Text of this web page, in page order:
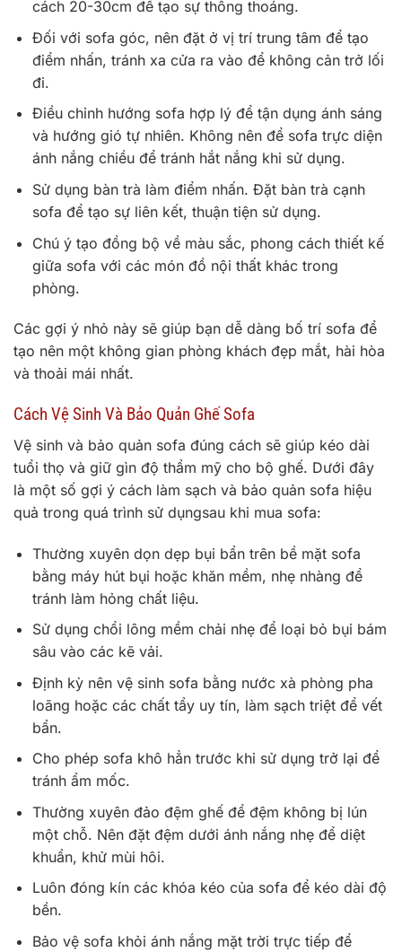
cách 20-30cm để tạo sự thông thoáng.
Đối với sofa góc, nên đặt ở vị trí trung tâm để tạo
điểm nhấn, tránh xa cửa ra vào để không cản trở lối
đi.
Điều chỉnh hướng sofa hợp lý để tận dụng ánh sáng
và hướng gió tự nhiên. Không nên để sofa trực diện
ánh nắng chiều để tránh hắt nắng khi sử dụng.
Sử dụng bàn trà làm điểm nhấn. Đặt bàn trà cạnh
sofa để tạo sự liên kết, thuận tiện sử dụng.
Chú ý tạo đồng bộ về màu sắc, phong cách thiết kế
giữa sofa với các món đồ nội thất khác trong
phòng.
Các gợi ý nhỏ này sẽ giúp bạn dễ dàng bố trí sofa để
tạo nên một không gian phòng khách đẹp mắt, hài hòa
và thoải mái nhất.
Cách Vệ Sinh Và Bảo Quản Ghế Sofa
Vệ sinh và bảo quản sofa đúng cách sẽ giúp kéo dài
tuổi thọ và giữ gìn độ thẩm mỹ cho bộ ghế. Dưới đây
là một số gợi ý cách làm sạch và bảo quản sofa hiệu
quả trong quá trình sử dụngsau khi mua sofa:
Thường xuyên dọn dẹp bụi bẩn trên bề mặt sofa
bằng máy hút bụi hoặc khăn mềm, nhẹ nhàng để
tránh làm hỏng chất liệu.
Sử dụng chổi lông mềm chải nhẹ để loại bỏ bụi bám
sâu vào các kẽ vải.
Định kỳ nên vệ sinh sofa bằng nước xà phòng pha
loãng hoặc các chất tẩy uy tín, làm sạch triệt để vết
bẩn.
Cho phép sofa khô hẳn trước khi sử dụng trở lại để
tránh ẩm mốc.
Thường xuyên đảo đệm ghế để đệm không bị lún
một chỗ. Nên đặt đệm dưới ánh nắng nhẹ để diệt
khuẩn, khử mùi hôi.
Luôn đóng kín các khóa kéo của sofa để kéo dài độ
bền.
Bảo vệ sofa khỏi ánh nắng mặt trời trực tiếp để